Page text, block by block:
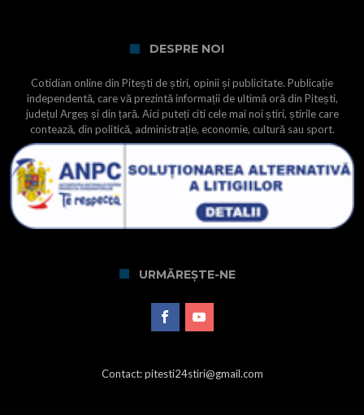
DESPRE NOI
Cotidian online din Pitești de știri, opinii și publicitate. Publicație
independentă, care vă prezintă informații de ultimă oră din Pitești,
județul Argeș și din țară. Aici puteți citi cele mai noi știri, știrile care
contează, din politică, administrație, economie, cultură sau sport.
URMĂREȘTE-NE
Contact: pitesti24stiri@gmail.com